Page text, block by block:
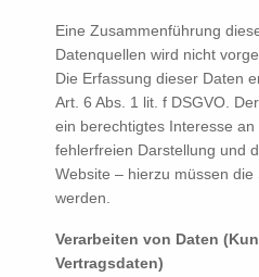
Eine Zusammenführung
Datenquellen wird nicht
Die Erfassung dieser Daten
Art. 6 Abs. 1 lit. f DSGVO.
ein berechtigtes Interesse an
fehlerfreien Darstellung und
Website – hierzu müssen
werden.
Verarbeiten von Daten
Vertragsdaten)